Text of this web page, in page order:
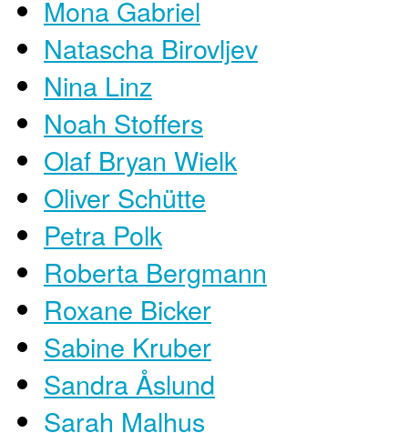
Mona Gabriel
Natascha Birovljev
Nina Linz
Noah Stoffers
Olaf Bryan Wielk
Oliver Schütte
Petra Polk
Roberta Bergmann
Roxane Bicker
Sabine Kruber
Sandra Åslund
Sarah Malhus